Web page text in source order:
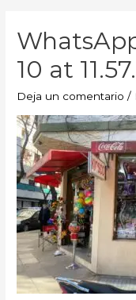
10 at
Deja un comentario /